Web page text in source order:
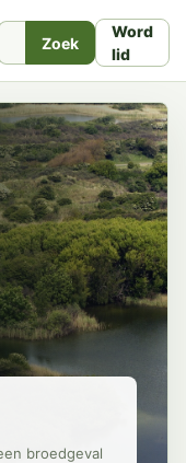
Zoek
Word
lid
broedgeval